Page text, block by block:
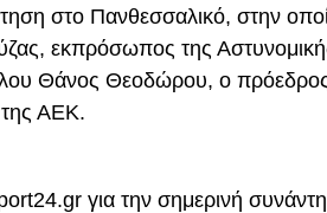
στο Πανθεσσαλικό, στην
εκπρόσωπος της
Θάνος Θεοδώρου, ο
ΑΕΚ.
για την σημερινή